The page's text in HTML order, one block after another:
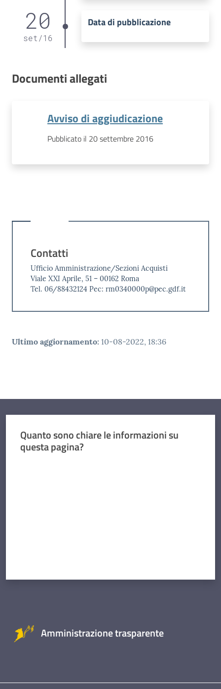
20
set /16
Data di pubblicazione
Documenti allegati
Avviso di aggiudicazione
Pubblicato il 20 settembre 2016
Contatti
Ufficio Amministrazione/Sezioni Acquisti
Viale XXI Aprile, 51 – 00162 Roma
Tel. 06/88432124 Pec: rm0340000p@pec.gdf.it
Ultimo aggiornamento: 10-08-2022, 18:36
Quanto sono chiare le informazioni su
questa pagina?
Amministrazione trasparente